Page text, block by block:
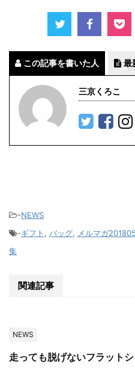
この記事を書いた人 最
三京くろこ
-NEWS
-ギフト , バッグ, メルマガ
集
関連記事
NEWS
走っても脱げないフラット